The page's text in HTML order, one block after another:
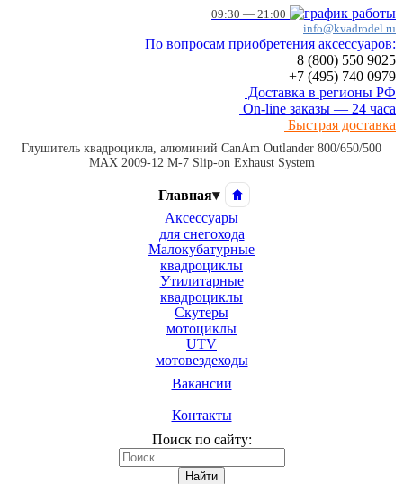
09:30 — 21:00
info@kvadrodel.ru
По вопросам приобретения аксессуаров:
8 (800) 550 9025
+7 (495) 740 0979
Доставка в регионы РФ
On-line заказы — 24 часа
Быстрая доставка
Глушитель квадроцикла, алюминий CanAm Outlander 800/650/500
MAX 2009-12 M-7 Slip-on Exhaust System
Главная▾
Аксессуары
для снегохода
Малокубатурные
квадроциклы
Утилитарные
квадроциклы
Скутеры
мотоциклы
UTV
мотовездеходы
Вакансии
Контакты
Поиск по сайту:
Найти